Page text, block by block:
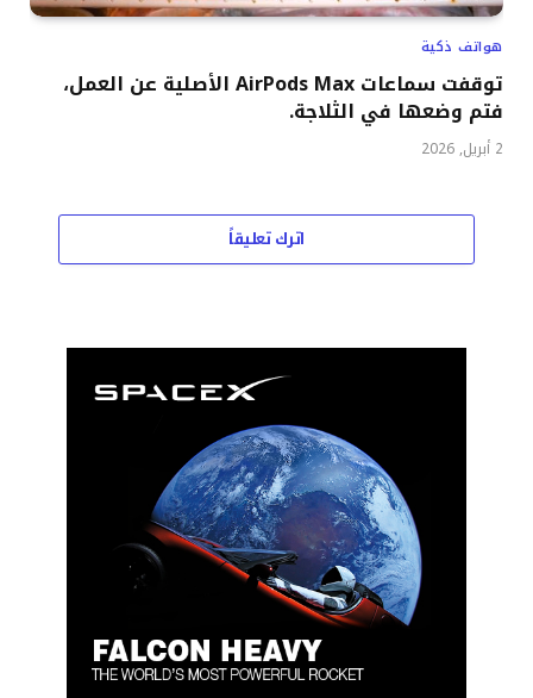
هواتف ذكية
توقفت سماعات AirPods Max الأصلية عن العمل،
فتم وضعها في الثلاجة.
2 أبريل, 2026
اترك تعليقاً